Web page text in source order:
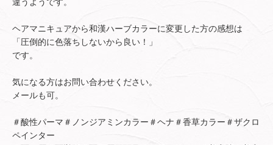
ヘアマニキュアから和漢ハーブカラーに変更した方の感想は
「圧倒的に色落ちしないから良い！」
です。
気になる方はお問い合わせください。
メールも可。
＃酸性パーマ＃ノンジアミンカラー＃ヘナ＃香草カラー＃ザクロ
ペインター